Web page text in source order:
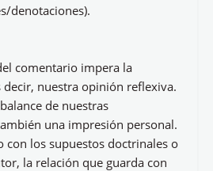
denotaciones).
comentario impera la
nuestra opinión reflexiva.
de nuestras
una impresión personal.
con los supuestos doctrinales o
la relación que guarda con